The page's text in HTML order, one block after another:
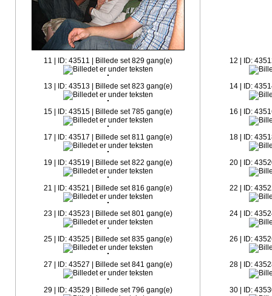
11 | ID: 43511 | Billede set 829 gang(e) 12 | ID:
13 | ID: 43513 | Billede set 823 gang(e) 14 | ID:
15 | ID: 43515 | Billede set 785 gang(e) 16 | ID:
17 | ID: 43517 | Billede set 811 gang(e) 18 | ID:
19 | ID: 43519 | Billede set 822 gang(e) 20 | ID:
21 | ID: 43521 | Billede set 816 gang(e) 22 | ID:
23 | ID: 43523 | Billede set 801 gang(e) 24 | ID:
25 | ID: 43525 | Billede set 835 gang(e) 26 | ID:
27 | ID: 43527 | Billede set 841 gang(e) 28 | ID:
29 | ID: 43529 | Billede set 796 gang(e) 30 | ID: